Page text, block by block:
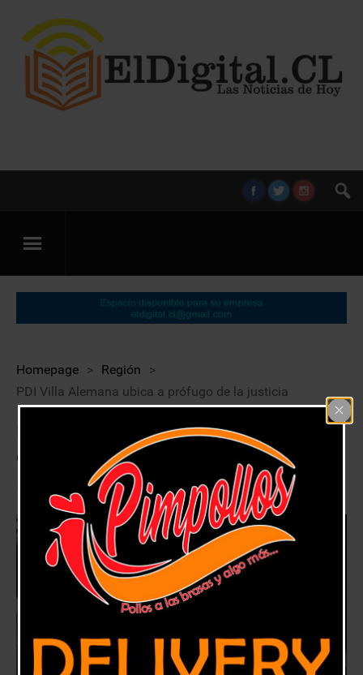
Homepage > Región
>
PDI Villa Alemana ubica a prófugo de la justicia
PDI Villa Alemana ubica a prófugo
de la justicia
Región